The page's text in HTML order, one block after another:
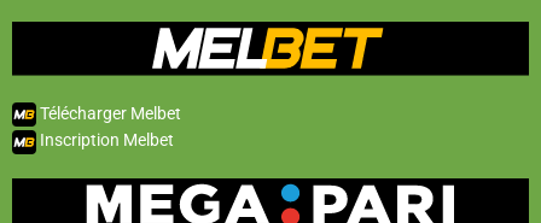
Télécharger Melbet
Inscription Melbet